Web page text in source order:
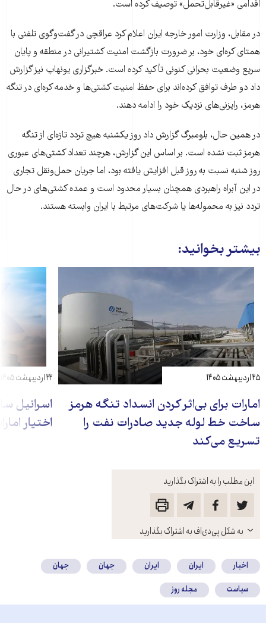
این مطلب را به اشتراک بگذارید
باز
کنید
به شکل پی‌دی‌اف به اشتراک بگذارید
اقدامی «غیرقابل‌تحمل» توصیف کرده است.
در مقابل، وزارت امور خارجه ایران اعلام کرد عراقچی در گفت‌وگوی تلفنی با
همتای کره‌ای خود، بر ضرورت بازگشت امنیت کشتیرانی در منطقه و پایان
سریع وضعیت بحرانی کنونی تأکید کرده است. خبرگزاری یونهاپ نیز گزارش
داد دو طرف توافق کرده‌اند برای حفظ امنیت کشتی‌ها و خدمه کره‌ای در تنگه
هرمز، رایزنی‌های نزدیک خود را ادامه دهند.
در همین حال، بلومبرگ گزارش داد روز یکشنبه هیچ تردد تازه‌ای از تنگه
هرمز ثبت نشده است. بر اساس این گزارش، هرچند تعداد کشتی‌های عبوری
روز شنبه نسبت به روز قبل افزایش یافته بود، اما جریان حمل‌ونقل تجاری
در این آبراه راهبردی همچنان بسیار محدود است و عمده کشتی‌های در حال
تردد نیز به محموله‌ها یا شرکت‌های مرتبط با ایران وابسته هستند.
بیشتر بخوانید:
امارات برای بی‌اثر کردن انسداد تنگه هرمز
ساخت خط لوله جدید صادرات نفت را
تسریع می‌کند
۲۵ اردیبهشت ۱۴۰۵
اسرائیل
اختیار
۲۲ اردیبهشت ۱۴۰۵
اخبار ایران ایران جهان
جهان
سیاست
مجله روز